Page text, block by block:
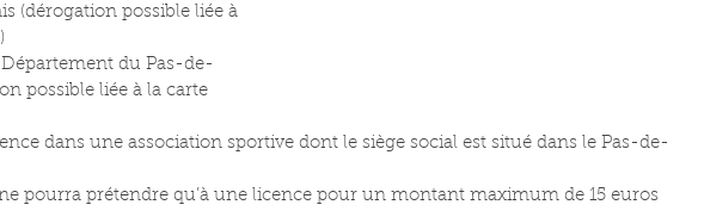
(dérogation possible liée à
du Pas-de-
possible liée à la carte
dans une association sportive dont le siège social est situé dans le Pas-de-
pourra prétendre qu’à une licence pour un montant maximum de 15 euros